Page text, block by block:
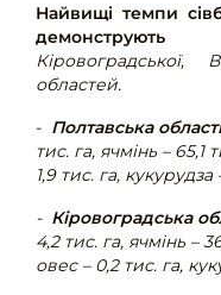
Найвищі темпи
демонструють
Кіровоградської,
областей.
- Полтавська
тис. га, ячмінь – 65,1
1,9 тис. га, кукурудза
- Кіровоградська
4,2 тис. га, ячмінь –
овес – 0,2 тис. га,